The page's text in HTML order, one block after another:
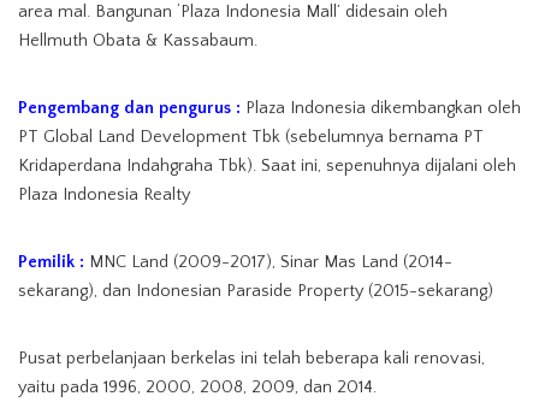
area mal. Bangunan ‘Plaza Indonesia Mall’ didesain oleh
Hellmuth Obata & Kassabaum.
Pengembang dan pengurus : Plaza Indonesia dikembangkan oleh
PT Global Land Development Tbk (sebelumnya bernama PT
Kridaperdana Indahgraha Tbk). Saat ini, sepenuhnya dijalani oleh
Plaza Indonesia Realty
Pemilik : MNC Land (2009-2017), Sinar Mas Land (2014-
sekarang), dan Indonesian Paraside Property (2015-sekarang)
Pusat perbelanjaan berkelas ini telah beberapa kali renovasi,
yaitu pada 1996, 2000, 2008, 2009, dan 2014.